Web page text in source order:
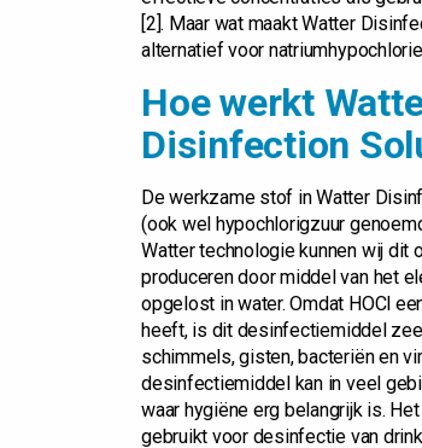
[2]. Maar wat maakt Watter
alternatief voor
Hoe werkt
Disinfection
De werkzame stof in Watter
(ook wel hypochlorigzuur
Watter technologie kunnen wij dit
produceren door middel van het
opgelost in water. Omdat HOCl
heeft, is dit desinfectiemiddel
schimmels, gisten, bacteriën en
desinfectiemiddel kan in veel
waar hygiëne erg belangrijk is.
gebruikt voor desinfectie van